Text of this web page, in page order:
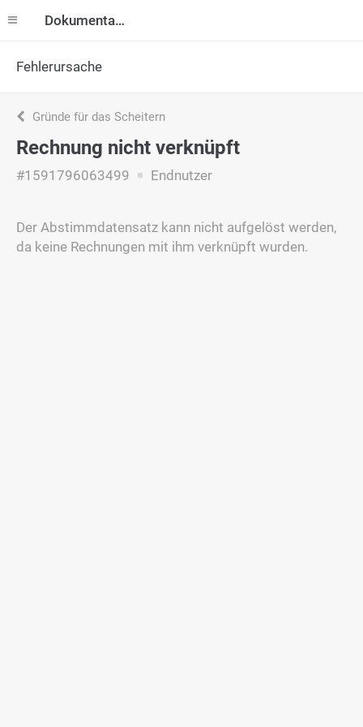
Dokumentation
Fehlerursache
Gründe für das Scheitern
Rechnung nicht verknüpft
#1591796063499 Endnutzer
Der Abstimmdatensatz kann nicht aufgelöst werden,
da keine Rechnungen mit ihm verknüpft wurden.